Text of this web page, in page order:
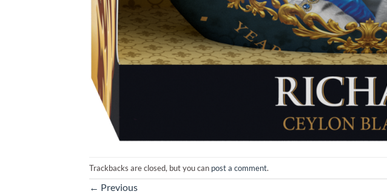
Trackbacks are closed, but you can post a comment.
← Previous